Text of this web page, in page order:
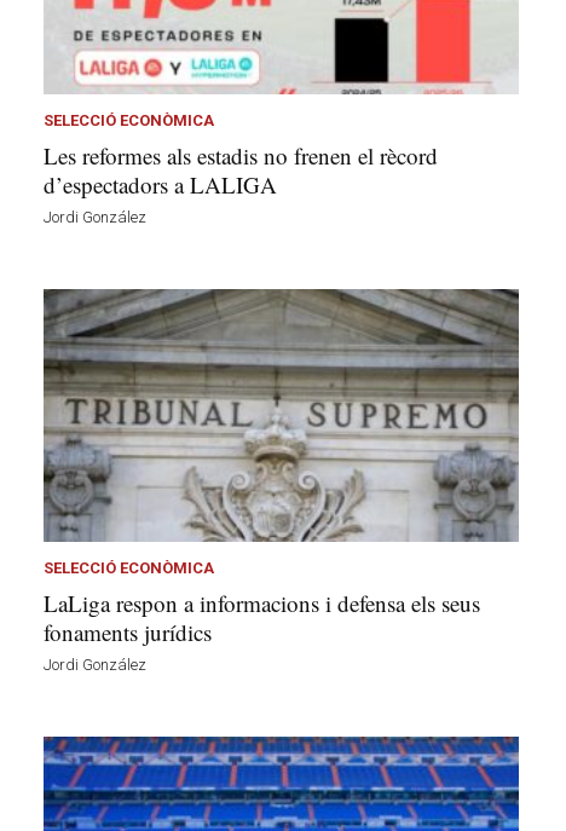
SELECCIÓ ECONÒMICA
Les reformes als estadis no frenen el rècord
d’espectadors a LALIGA
Jordi González
SELECCIÓ ECONÒMICA
LaLiga respon a informacions i defensa els seus
fonaments jurídics
Jordi González